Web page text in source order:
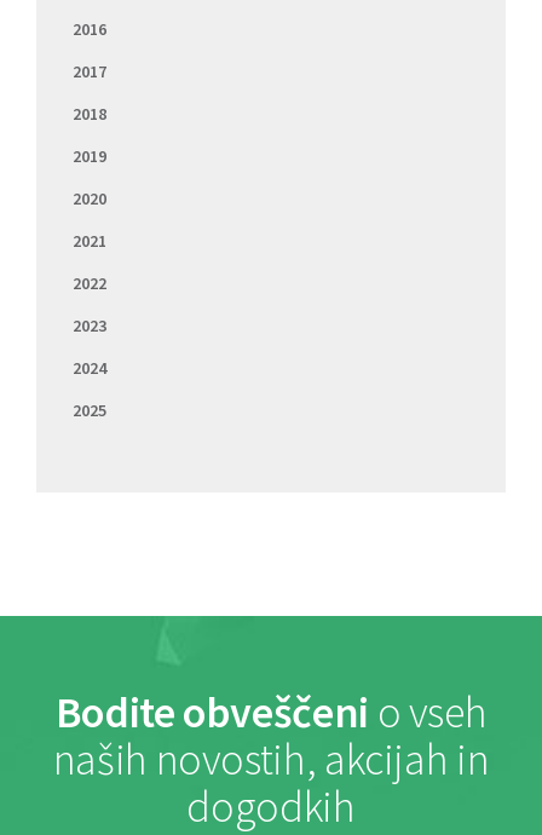
2016
2017
2018
2019
2020
2021
2022
2023
2024
2025
Bodite obveščeni o vseh
naših novostih, akcijah in
dogodkih